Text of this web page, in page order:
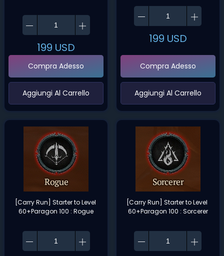
199 USD
Compra Adesso
‌Aggiungi Al Carrello‌
199 USD
Compra Adesso
‌Aggiungi Al Carrello‌
[Carry Run] Starter to Level
60+Paragon 100 : Rogue
[Carry Run] Starter to Level
60+Paragon 100 : Sorcerer